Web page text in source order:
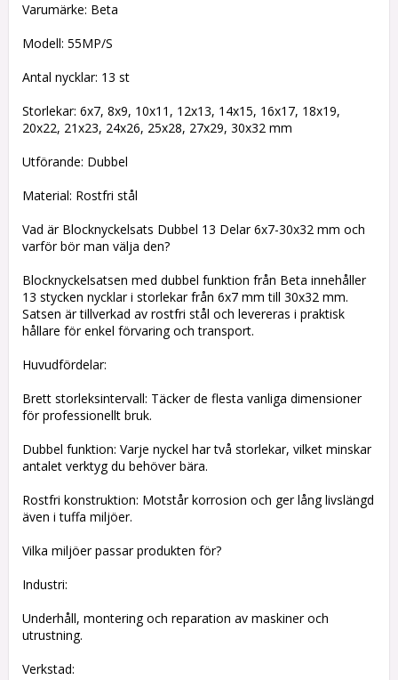
Varumärke: Beta
Modell: 55MP/S
Antal nycklar: 13 st
Storlekar: 6x7, 8x9, 10x11, 12x13, 14x15, 16x17, 18x19,
20x22, 21x23, 24x26, 25x28, 27x29, 30x32 mm
Utförande: Dubbel
Material: Rostfri stål
Vad är Blocknyckelsats Dubbel 13 Delar 6x7-30x32 mm och
varför bör man välja den?
Blocknyckelsatsen med dubbel funktion från Beta innehåller
13 stycken nycklar i storlekar från 6x7 mm till 30x32 mm.
Satsen är tillverkad av rostfri stål och levereras i praktisk
hållare för enkel förvaring och transport.
Huvudfördelar:
Brett storleksintervall: Täcker de flesta vanliga dimensioner
för professionellt bruk.
Dubbel funktion: Varje nyckel har två storlekar, vilket minskar
antalet verktyg du behöver bära.
Rostfri konstruktion: Motstår korrosion och ger lång livslängd
även i tuffa miljöer.
Vilka miljöer passar produkten för?
Industri:
Underhåll, montering och reparation av maskiner och
utrustning.
Verkstad: